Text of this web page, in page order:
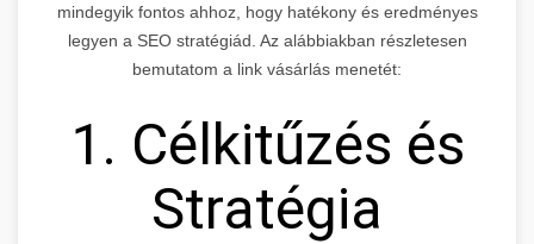
mindegyik fontos ahhoz, hogy hatékony és eredményes
legyen a SEO stratégiád. Az alábbiakban részletesen
bemutatom a link vásárlás menetét:
1. Célkitűzés és
Stratégia